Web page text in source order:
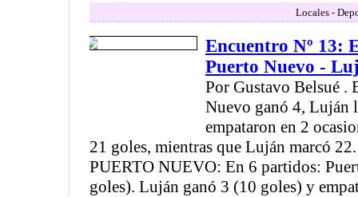
Locales -
Encuentro Nº 13:
Puerto Nuevo -
Por Gustavo Belsué .
Nuevo ganó 4, Luján
empataron en 2
21 goles, mientras que Luján marcó
PUERTO NUEVO: En 6 partidos:
goles). Luján ganó 3 (10 goles) y